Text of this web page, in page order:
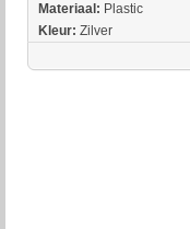
Materiaal: Plastic
Kleur: Zilver